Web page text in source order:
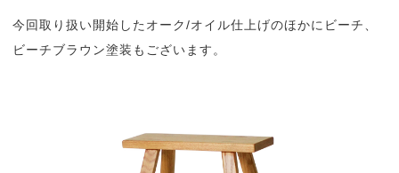
今回取り扱い開始したオーク/オイル仕上げのほかにビーチ、
ビーチブラウン塗装もございます。